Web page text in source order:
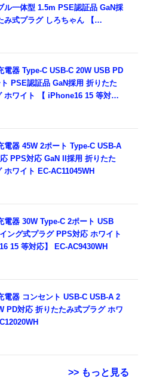
ル一体型 1.5m PSE認証品 GaN採
み式プラグ しろちゃん 【
電器 Type-C USB-C 20W USB PD
PSE認証品 GaN採用 折りたた
ホワイト 【 iPhone16 15 等対
電器 45W 2ポート Type-C USB-A
PPS対応 GaN II採用 折りたた
ホワイト EC-AC11045WH
電器 30W Type-C 2ポート USB
ング式プラグ PPS対応 ホワイト
15 等対応】 EC-AC9430WH
電器 コンセント USB-C USB-A 2
PD対応 折りたたみ式プラグ ホワ
>> もっと見る